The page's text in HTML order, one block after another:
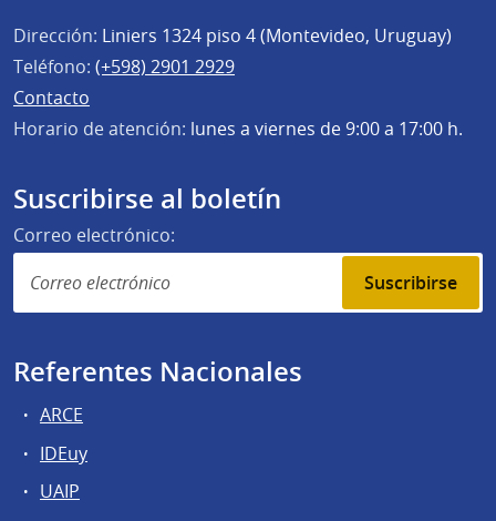
Dirección: Liniers 1324 piso 4 (Montevideo, Uruguay)
Teléfono: (+598) 2901 2929
Contacto
Horario de atención: lunes a viernes de 9:00 a 17:00 h.
Suscribirse al boletín
Correo electrónico:
Suscribirse
Referentes Nacionales
ARCE
IDEuy
UAIP